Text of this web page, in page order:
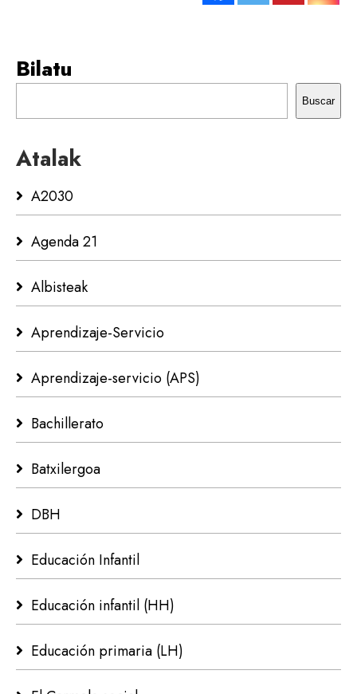
Bilatu
Buscar
Atalak
A2030
Agenda 21
Albisteak
Aprendizaje-Servicio
Aprendizaje-servicio (APS)
Bachillerato
Batxilergoa
DBH
Educación Infantil
Educación infantil (HH)
Educación primaria (LH)